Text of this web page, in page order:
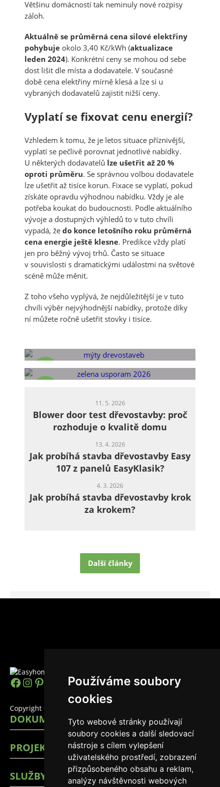
Používáme soubory
cookies
Tyto webové stránky používají
soubory cookies a další sledovací
nástroje s cílem vylepšení
uživatelského prostředí, zobrazení
přizpůsobeného obsahu a reklam,
analýzy návštěvnosti webových
Většinu domácností tak neminuly nové rozpisy
záloh.
Aktuálně se průměrná cena silové elektřiny
pohybuje okolo 3,40 Kč/kWh (aktualizace
leden 2024). Konkrétní ceny se mohou od sebe
dost lišit dle místa a dodavatele. V současné
době cena elektřiny mírně klesá a lze si u
vybraných dodavatelů zajistit nižší ceny.
Vyplatí se fixovat cenu energií?
Vzhledem k tomu, že je letos situace příznivější,
vyplatí se pečlivě porovnat jednotlivé nabídky.
U některých dodavatelů lze ušetřit až 20 %
oproti průměru. Se správnou volbou dodavatele
lze ušetřit až tisíce korun. Fixace se vyplatí, pokud
získáte opravdu výhodnou nabídku. Vždy je ale
potřeba koukat do budoucnosti. Podle aktuálního
vývoje a dostupných výhledů to v tuto chvíli
vypadá, že do konce letošního roku průměrná
cena energie ještě klesne. Predikce vždy platí
jen pro běžný vývoj trhů. Často se situace
v souvislosti s dramatickými událostmi na světové
scéně může měnit.
Z toho všeho vyplývá, že nejdůležitější je v tuto
chvíli výběr nejvýhodnější nabídky, protože díky
ní můžete ročně ušetřit stovky i tisíce.
09
úvěr až 2 miliony korun mění pravidla
hry
11. 5. 2026
Blower door test dřevostavby: proč
rozhoduje o kvalitě domu
13. 4. 2026
Jak probíhá stavba dřevostavby Easy
107 z panelů EasyKlasik?
4. 3. 2026
Jak probíhá stavba dřevostavby krok
za krokem?
Další články
https://www.facebook.com/
Instagram
Pinterest
YouTube
LinkedIn
TikTok
Copyright © 2026 EasyHomes
DOKUMENTY
PROJEKTY
SLUŽBY